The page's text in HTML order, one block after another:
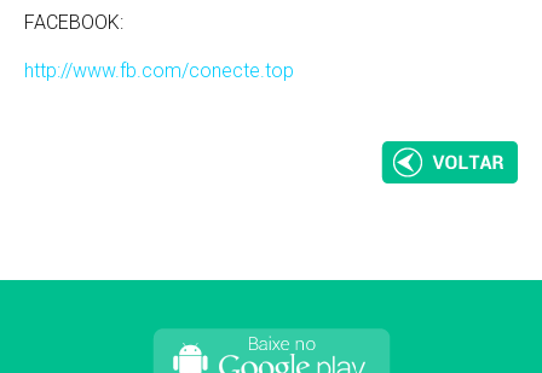
FACEBOOK:
http://www.fb.com/conecte.top